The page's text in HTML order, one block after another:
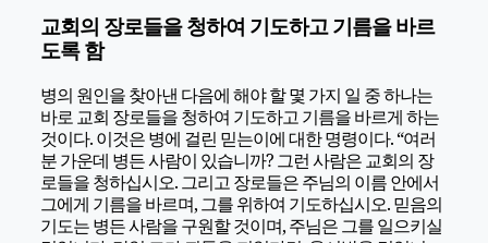
교회의 장로들을 청하여 기도하고 기름을 바르
도록 함
병의 원인을 찾아낸 다음에 해야 할 몇 가지 일 중 하나는
바로 교회 장로들을 청하여 기도하고 기름을 바르게 하는
것이다. 이것은 병에 걸린 믿는이에 대한 명령이다. “여러
분 가운데 병든 사람이 있습니까? 그런 사람은 교회의 장
로들을 청하십시오. 그리고 장로들은 주님의 이름 안에서
그에게 기름을 바르며, 그를 위하여 기도하십시오. 믿음의
기도는 병든 사람을 구원할 것이며, 주님은 그를 일으키실